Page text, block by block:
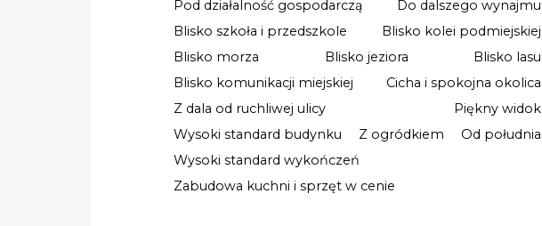
Pod działalność gospodarczą
Do dalszego wynajmu
Blisko szkoła i przedszkole
Blisko kolei podmiejskiej
Blisko morza
Blisko jeziora
Blisko lasu
Blisko komunikacji miejskiej
Cicha i spokojna okolica
Z dala od ruchliwej ulicy
Piękny widok
Wysoki standard budynku
Z ogródkiem
Od południa
Wysoki standard wykończeń
Zabudowa kuchni i sprzęt w cenie